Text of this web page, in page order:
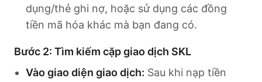
dụng/thẻ ghi nợ, hoặc sử dụng các đồng
tiền mã hóa khác mà bạn đang có.
Bước 2: Tìm kiếm cặp giao dịch SKL
Vào giao diện giao dịch: Sau khi nạp tiền